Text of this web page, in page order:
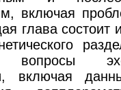
включая
глава состоит
вопросы
включая